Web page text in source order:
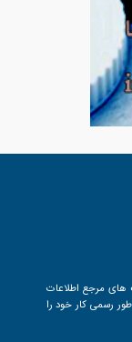
های مرجع اطلاعات
رسمی کار خود را